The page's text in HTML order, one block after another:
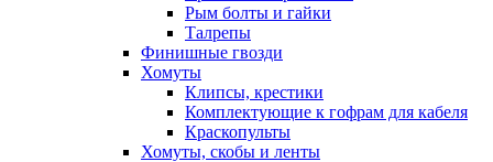
Рым болты и гайки
Талрепы
Финишные гвозди
Хомуты
Клипсы, крестики
Комплектующие к гофрам для кабеля
Краскопульты
Хомуты, скобы и ленты